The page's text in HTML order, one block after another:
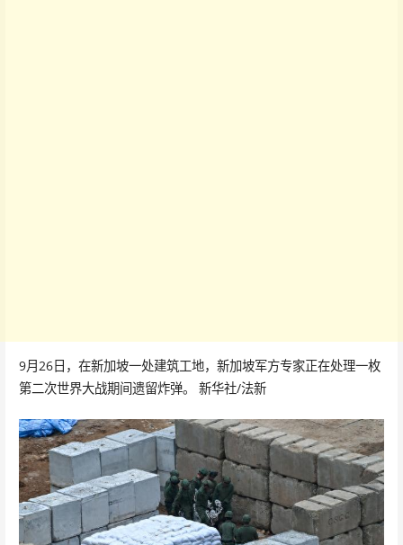
9月26日，在新加坡一处建筑工地，新加坡军方专家正在处理一枚
第二次世界大战期间遗留炸弹。 新华社/法新